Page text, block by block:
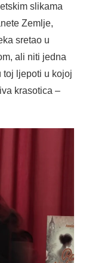
slikama
Zemlje,
sretao u
ali niti jedna
toj ljepoti u kojoj
krasotica –